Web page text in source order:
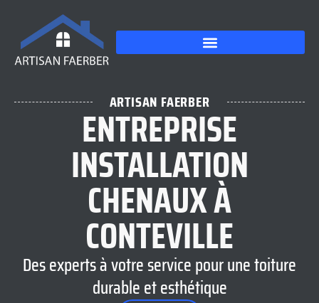
ARTISAN FAERBER
ENTREPRISE
INSTALLATION
CHENAUX À
CONTEVILLE
Des experts à votre service pour une toiture
durable et esthétique